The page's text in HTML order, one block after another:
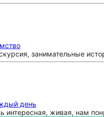
занимательные
день
интересная, живая, нам